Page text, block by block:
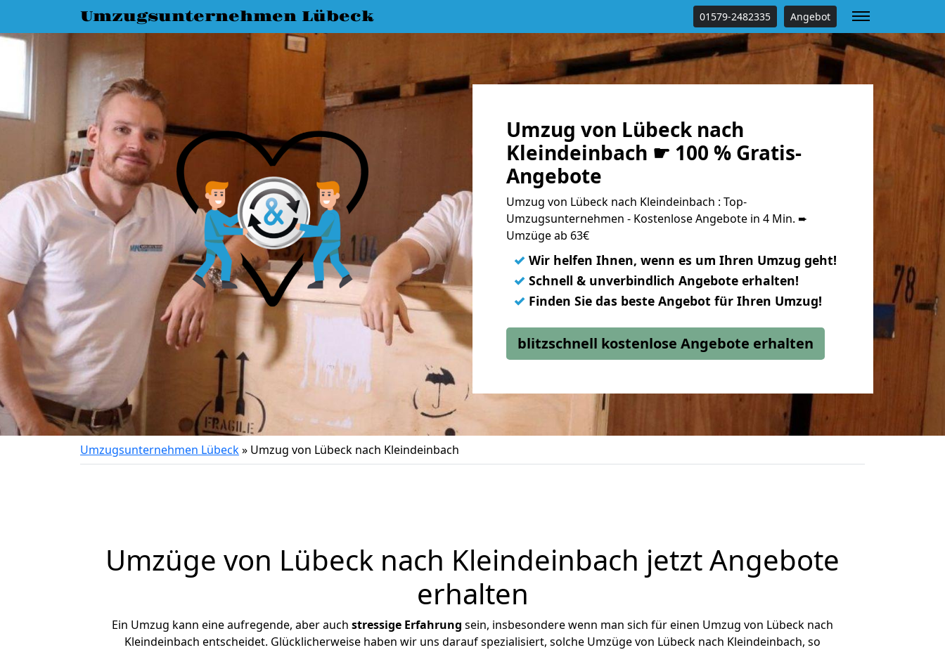
Umzugsunternehmen Lübeck 01579-2482335 Angebot
Umzug von Lübeck nach
Kleindeinbach ☛ 100 % Gratis-
Angebote
Umzug von Lübeck nach Kleindeinbach : Top-
Umzugsunternehmen - Kostenlose Angebote in 4 Min. ➨
Umzüge ab 63€
✓ Wir helfen Ihnen, wenn es um Ihren Umzug geht!
✓ Schnell & unverbindlich Angebote erhalten!
✓ Finden Sie das beste Angebot für Ihren Umzug!
blitzschnell kostenlose Angebote erhalten
Umzugsunternehmen Lübeck» Umzug von Lübeck nach Kleindeinbach
Umzüge von Lübeck nach Kleindeinbach jetzt Angebote
erhalten
Ein Umzug kann eine aufregende, aber auch stressige Erfahrung sein, insbesondere wenn man sich für einen Umzug von Lübeck nach
Kleindeinbach entscheidet. Glücklicherweise haben wir uns darauf spezialisiert, solche Umzüge von Lübeck nach Kleindeinbach, so